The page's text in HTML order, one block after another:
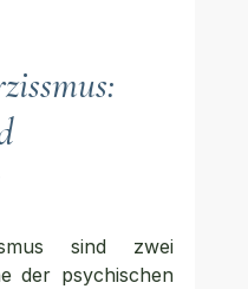
sind zwei
der psychischen